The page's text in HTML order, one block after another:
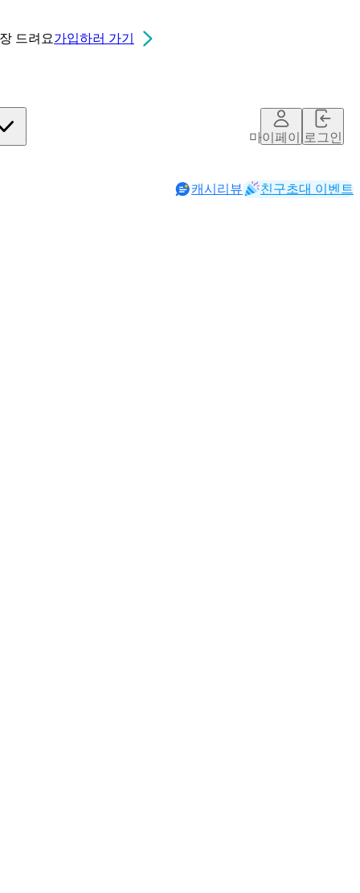
드려요가입하러 가기
마이페이지로그인
캐시리뷰 친구초대 이벤트